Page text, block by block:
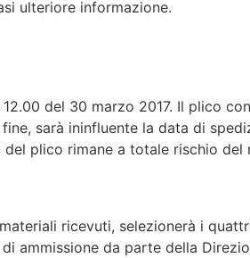
ulteriore informazione.
del 30 marzo 2017. Il plico
sarà ininfluente la data di
plico rimane a totale rischio
ricevuti, selezionerà i
ammissione da parte della